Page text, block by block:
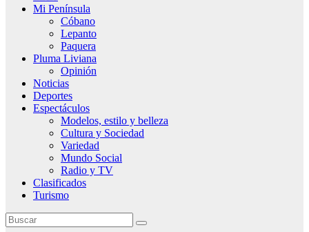
Mi Península
Cóbano
Lepanto
Paquera
Pluma Liviana
Opinión
Noticias
Deportes
Espectáculos
Modelos, estilo y belleza
Cultura y Sociedad
Variedad
Mundo Social
Radio y TV
Clasificados
Turismo